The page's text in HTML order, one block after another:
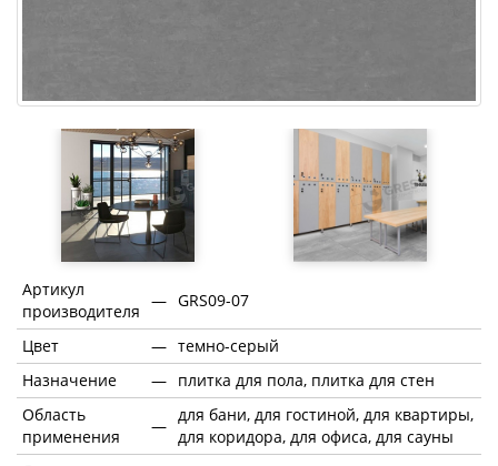
Артикул
производителя
— GRS09-07
Цвет — темно-серый
Назначение
— плитка для пола, плитка для стен
Область
применения
—
для бани, для гостиной, для квартиры,
для коридора, для офиса, для сауны